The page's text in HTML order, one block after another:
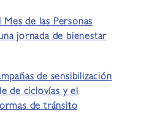
de las Personas
jornada de bienestar
de sensibilización
de ciclovías y el
de tránsito